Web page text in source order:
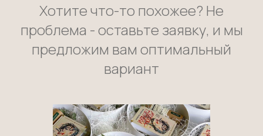
Хотите что-то похожее? Не
проблема - оставьте заявку, и мы
предложим вам оптимальный
вариант